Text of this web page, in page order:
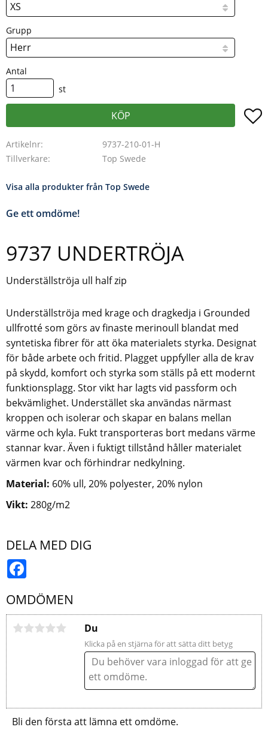
Grupp
Antal
st
KÖP
Artikelnr
9737-210-01-H
Tillverkare
Top Swede
Visa alla produkter från Top Swede
Ge ett omdöme!
9737 UNDERTRÖJA
Underställströja ull half zip
Underställströja med krage och dragkedja i Grounded
ullfrotté som görs av finaste merinoull blandat med
syntetiska fibrer för att öka materialets styrka. Designat
för både arbete och fritid. Plagget uppfyller alla de krav
på skydd, komfort och styrka som ställs på ett modernt
funktionsplagg. Stor vikt har lagts vid passform och
bekvämlighet. Understället ska användas närmast
kroppen och isolerar och skapar en balans mellan
värme och kyla. Fukt transporteras bort medans värme
stannar kvar. Även i fuktigt tillstånd håller materialet
värmen kvar och förhindrar nedkylning.
Material: 60% ull, 20% polyester, 20% nylon
Vikt: 280g/m2
DELA MED DIG
OMDÖMEN
Du
Klicka på en stjärna för att sätta ditt betyg
Bli den första att lämna ett omdöme.